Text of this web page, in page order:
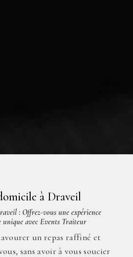
à Draveil
: Offrez-vous une expérience
unique avec Events Traiteur
un repas raffiné et
sans avoir à vous soucier